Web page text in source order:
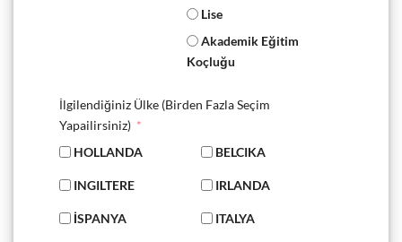
Lise
Akademik Eğitim
Koçluğu
İlgilendiğiniz Ülke (Birden Fazla Seçim
Yapailirsiniz)
HOLLANDA
BELCIKA
INGILTERE IRLANDA
İSPANYA ITALYA